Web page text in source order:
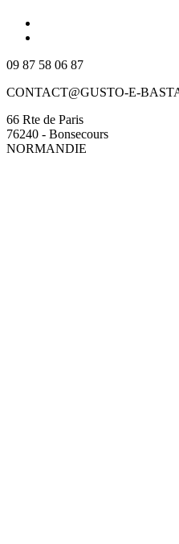
09 87 58 06 87
CONTACT@GUSTO-E-
66 Rte de Paris
76240 - Bonsecours
NORMANDIE